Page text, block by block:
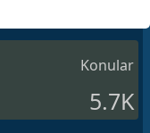
Konular
5.7K